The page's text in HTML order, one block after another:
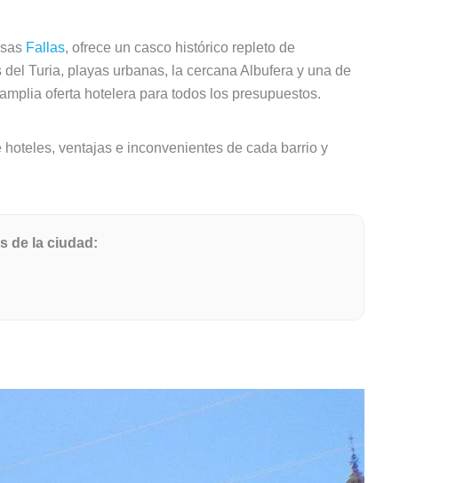
Fallas, ofrece un casco histórico repleto de
Turia, playas urbanas, la cercana Albufera y una de
oferta hotelera para todos los presupuestos.
ventajas e inconvenientes de cada barrio y
de la ciudad: